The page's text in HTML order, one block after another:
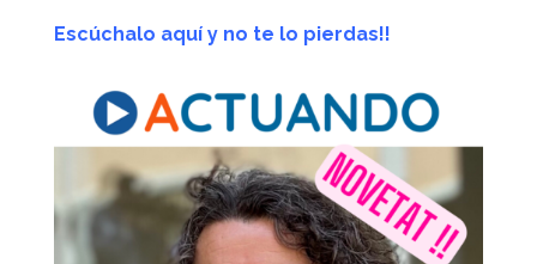
Escúchalo aquí y no te lo pierdas!!